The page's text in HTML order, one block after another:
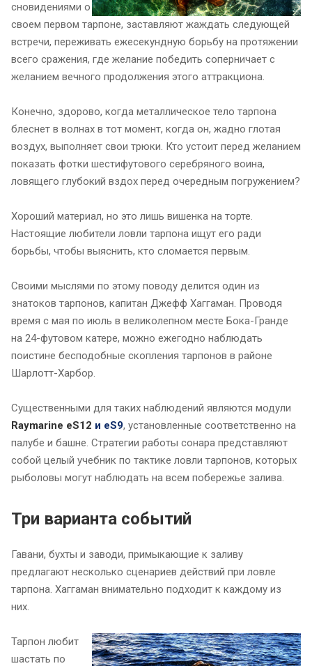
сновидениями о
своем первом тарпоне, заставляют жаждать следующей
встречи, переживать ежесекундную борьбу на протяжении
всего сражения, где желание победить соперничает с
желанием вечного продолжения этого аттракциона.
Конечно, здорово, когда металлическое тело тарпона
блеснет в волнах в тот момент, когда он, жадно глотая
воздух, выполняет свои трюки. Кто устоит перед желанием
показать фотки шестифутового серебряного воина,
ловящего глубокий вздох перед очередным погружением?
Хороший материал, но это лишь вишенка на торте.
Настоящие любители ловли тарпона ищут его ради
борьбы, чтобы выяснить, кто сломается первым.
Своими мыслями по этому поводу делится один из
знатоков тарпонов, капитан Джефф Хаггаман. Проводя
время с мая по июль в великолепном месте Бока-Гранде
на 24-футовом катере, можно ежегодно наблюдать
поистине бесподобные скопления тарпонов в районе
Шарлотт-Харбор.
Существенными для таких наблюдений являются модули
Raymarine eS12 и eS9, установленные соответственно на
палубе и башне. Стратегии работы сонара представляют
собой целый учебник по тактике ловли тарпонов, которых
рыболовы могут наблюдать на всем побережье залива.
Три варианта событий
Гавани, бухты и заводи, примыкающие к заливу
предлагают несколько сценариев действий при ловле
тарпона. Хаггаман внимательно подходит к каждому из
них.
Тарпон любит
шастать по